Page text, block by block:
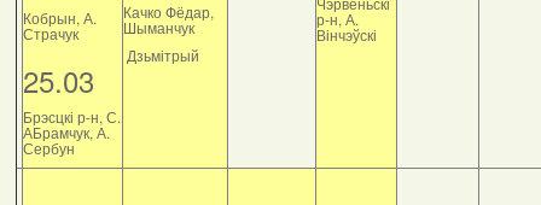
Кобрын, А.
Страчук
25.03
Брэсцкі р-н, С.
АБрамчук, А.
Сербун
Качко Фёдар,
Шыманчук
Дзьмітрый
р-н, А.
Вінчэўскі